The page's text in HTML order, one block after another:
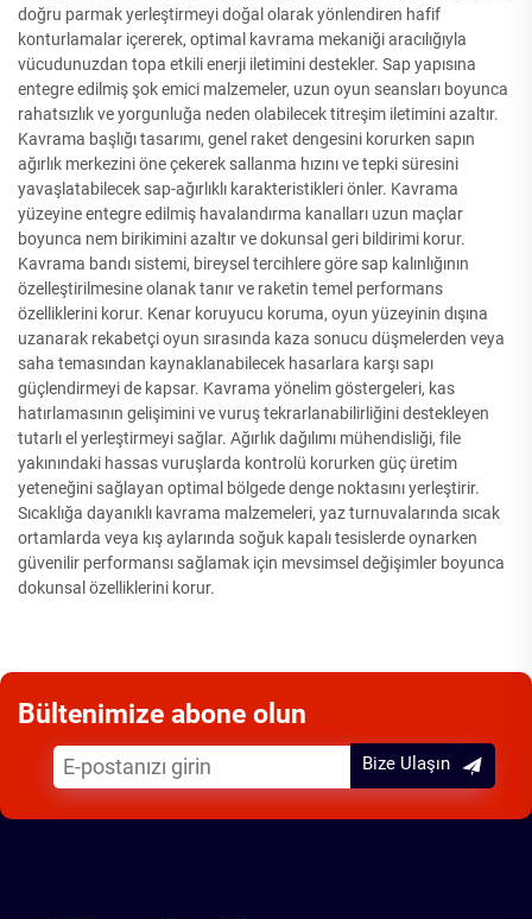
doğru parmak yerleştirmeyi doğal olarak yönlendiren hafif
konturlamalar içererek, optimal kavrama mekaniği aracılığıyla
vücudunuzdan topa etkili enerji iletimini destekler. Sap yapısına
entegre edilmiş şok emici malzemeler, uzun oyun seansları boyunca
rahatsızlık ve yorgunluğa neden olabilecek titreşim iletimini azaltır.
Kavrama başlığı tasarımı, genel raket dengesini korurken sapın
ağırlık merkezini öne çekerek sallanma hızını ve tepki süresini
yavaşlatabilecek sap-ağırlıklı karakteristikleri önler. Kavrama
yüzeyine entegre edilmiş havalandırma kanalları uzun maçlar
boyunca nem birikimini azaltır ve dokunsal geri bildirimi korur.
Kavrama bandı sistemi, bireysel tercihlere göre sap kalınlığının
özelleştirilmesine olanak tanır ve raketin temel performans
özelliklerini korur. Kenar koruyucu koruma, oyun yüzeyinin dışına
uzanarak rekabetçi oyun sırasında kaza sonucu düşmelerden veya
saha temasından kaynaklanabilecek hasarlara karşı sapı
güçlendirmeyi de kapsar. Kavrama yönelim göstergeleri, kas
hatırlamasının gelişimini ve vuruş tekrarlanabilirliğini destekleyen
tutarlı el yerleştirmeyi sağlar. Ağırlık dağılımı mühendisliği, file
yakınındaki hassas vuruşlarda kontrolü korurken güç üretim
yeteneğini sağlayan optimal bölgede denge noktasını yerleştirir.
Sıcaklığa dayanıklı kavrama malzemeleri, yaz turnuvalarında sıcak
ortamlarda veya kış aylarında soğuk kapalı tesislerde oynarken
güvenilir performansı sağlamak için mevsimsel değişimler boyunca
dokunsal özelliklerini korur.
Bültenimize abone olun
Bize Ulaşın